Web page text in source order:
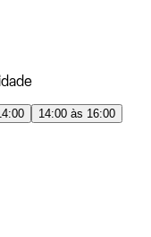
14:00 às 16:00